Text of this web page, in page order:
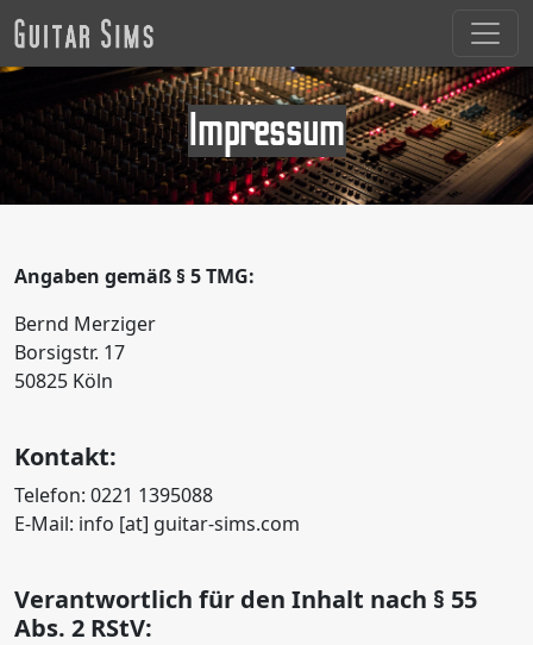
Impressum
Angaben gemäß § 5 TMG:
Bernd Merziger
Borsigstr. 17
50825 Köln
Kontakt:
Telefon: 0221 1395088
E-Mail: info [at] guitar-sims.com
Verantwortlich für den Inhalt nach § 55
Abs. 2 RStV: